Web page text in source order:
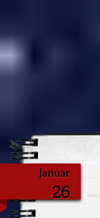
Januar
26